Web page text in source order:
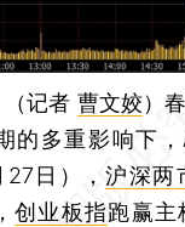
（记者 曹文姣）
的多重影响下
27日），沪深两
创业板指跑赢主